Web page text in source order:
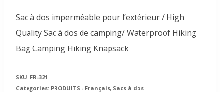
Sac à dos imperméable pour l’extérieur / High
Quality Sac à dos de camping/ Waterproof Hiking
Bag Camping Hiking Knapsack
SKU: FR-321
Categories: PRODUITS - Français, Sacs à dos